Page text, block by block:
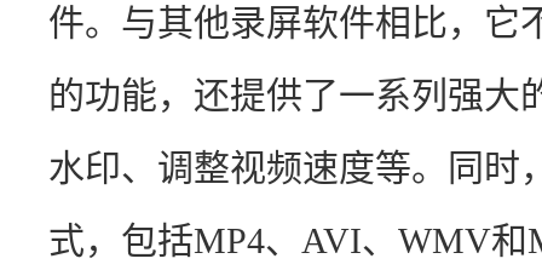
件。与其他录屏软件相比，它
的功能，还提供了一系列强大
水印、调整视频速度等。同时
式，包括MP4、AVI、WMV和